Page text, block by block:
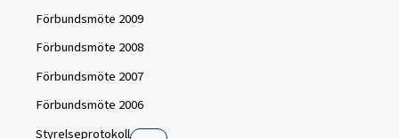
Förbundsmöte 2009
Förbundsmöte 2008
Förbundsmöte 2007
Förbundsmöte 2006
Styrelseprotokoll